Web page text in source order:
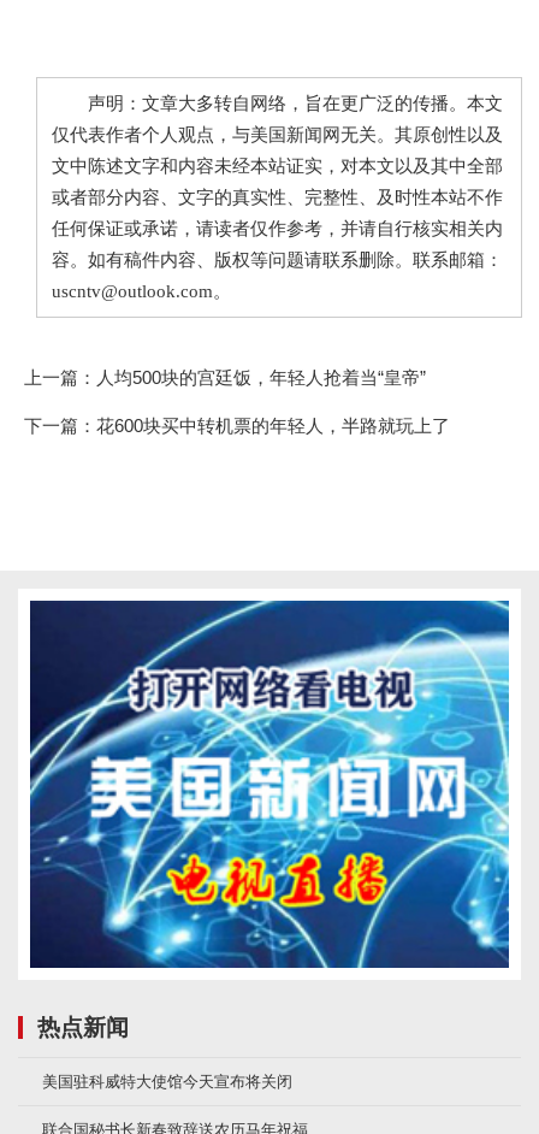
声明：文章大多转自网络，旨在更广泛的传播。本文
仅代表作者个人观点，与美国新闻网无关。其原创性以及
文中陈述文字和内容未经本站证实，对本文以及其中全部
或者部分内容、文字的真实性、完整性、及时性本站不作
任何保证或承诺，请读者仅作参考，并请自行核实相关内
容。如有稿件内容、版权等问题请联系删除。联系邮箱：
uscntv@outlook.com。
上一篇： 人均500块的宫廷饭，年轻人抢着当“皇帝”
下一篇： 花600块买中转机票的年轻人，半路就玩上了
热点新闻
美国驻科威特大使馆今天宣布将关闭
联合国秘书长新春致辞送农历马年祝福